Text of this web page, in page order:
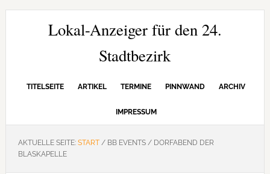
Zur
Hauptnavigation
Zum
Zur
SeitenspalteLokal-Anzeiger für den 24.
Stadtbezirk
TITELSEITE ARTIKEL TERMINE PINNWAND ARCHIV
IMPRESSUM
AKTUELLE SEITE: START /BB EVENTS /DORFABEND DER
BLASKAPELLE